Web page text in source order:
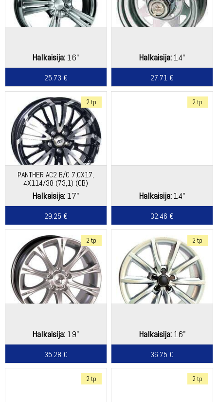
Halkaisija: 16"
25.73 €
Halkaisija: 14"
27.71 €
2 tp
PANTHER AC2 B/C 7,0X17,
4X114/38 (73,1) (CB)
Halkaisija: 17"
29.25 €
2 tp
Halkaisija: 14"
32.46 €
2 tp
Halkaisija: 19"
35.28 €
2 tp
Halkaisija:16"
36.75 €
2 tp 2 tp